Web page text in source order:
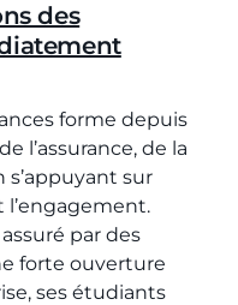
des
forme depuis
l’assurance, de la
sur
l’engagement.
par des
forte ouverture
ses étudiants